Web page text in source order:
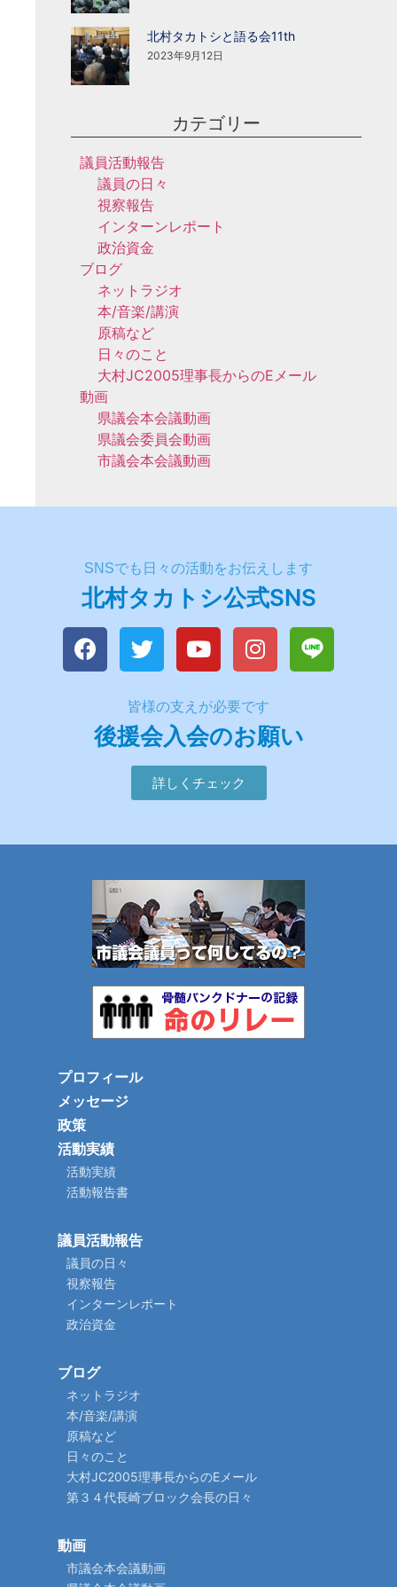
北村タカトシと語る会11th
2023年9月12日
カテゴリー
議員活動報告
議員の日々
視察報告
インターンレポート
政治資金
ブログ
ネットラジオ
本/音楽/講演
原稿など
日々のこと
大村JC2005理事長からのEメール
動画
県議会本会議動画
県議会委員会動画
市議会本会議動画
北村タカトシ公式SNS
SNSでも日々の活動をお伝えします
後援会入会のお願い
皆様の支えが必要です
詳しくチェック
プロフィール
メッセージ
政策
活動実績
活動実績
活動報告書
議員活動報告
議員の日々
視察報告
インターンレポート
政治資金
ブログ
ネットラジオ
本/音楽/講演
原稿など
日々のこと
大村JC2005理事長からのEメール
第３４代長崎ブロック会長の日々
動画
市議会本会議動画